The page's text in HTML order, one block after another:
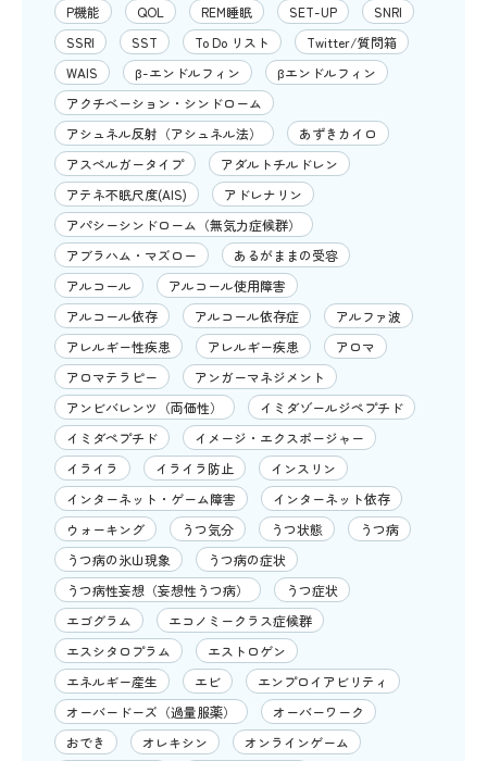
P機能
QOL REM睡眠 SET-UP
SNRI
SSRI
SST To Do リスト
Twitter/質問箱
WAIS
β-エンドルフィン
βエンドルフィン
アクチベーション・シンドローム
アシュネル反射（アシュネル法）
あずきカイロ
アスペルガータイプ
アダルトチルドレン
アテネ不眠尺度(AIS)
アドレナリン
アパシーシンドローム（無気力症候群）
アブラハム・マズロー
あるがままの受容
アルコール
アルコール使用障害
アルコール依存
アルコール依存症
アルファ波
アレルギー性疾患
アレルギー疾患
アロマ
アロマテラピー
アンガーマネジメント
アンビバレンツ（両価性）
イミダゾールジペプチド
イミダペプチド
イメージ・エクスポージャー
イライラ
イライラ防止
インスリン
インターネット・ゲーム障害
インターネット依存
ウォーキング
うつ気分 うつ状態
うつ病
うつ病の氷山現象
うつ病の症状
うつ病性妄想（妄想性うつ病）
うつ症状
エゴグラム
エコノミークラス症候群
エスシタロプラム
エストロゲン
エネルギー産生
エビ
エンプロイアビリティ
オーバードーズ（過量服薬）
オーバーワーク
おでき
オレキシン
オンラインゲーム